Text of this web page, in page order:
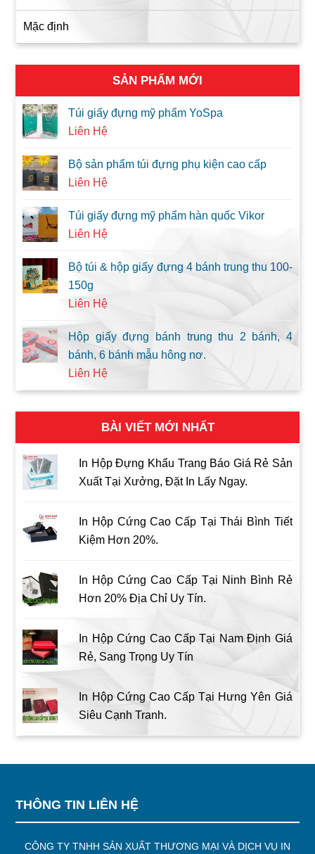
Mặc định
SẢN PHẨM MỚI
Túi giấy đựng mỹ phẩm YoSpa
Liên Hệ
Bộ sản phẩm túi đựng phụ kiện cao cấp
Liên Hệ
Túi giấy đựng mỹ phẩm hàn quốc Vikor
Liên Hệ
Bộ túi & hộp giấy đựng 4 bánh trung thu 100-
150g
Liên Hệ
Hộp giấy đựng bánh trung thu 2 bánh, 4
bánh, 6 bánh mẫu hông nơ.
Liên Hệ
BÀI VIẾT MỚI NHẤT
In Hộp Đựng Khẩu Trang Báo Giá Rẻ Sản
Xuất Tại Xưởng, Đặt In Lấy Ngay.
In Hộp Cứng Cao Cấp Tại Thái Bình Tiết
Kiệm Hơn 20%.
In Hộp Cứng Cao Cấp Tại Ninh Bình Rẻ
Hơn 20% Địa Chỉ Uy Tín.
In Hộp Cứng Cao Cấp Tại Nam Định Giá
Rẻ, Sang Trọng Uy Tín
In Hộp Cứng Cao Cấp Tại Hưng Yên Giá
Siêu Cạnh Tranh.
THÔNG TIN LIÊN HỆ
CÔNG TY TNHH SẢN XUẤT THƯƠNG MẠI VÀ DỊCH VỤ IN